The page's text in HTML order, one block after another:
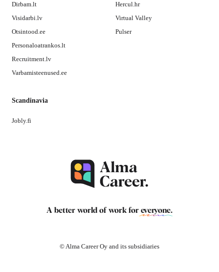
Dirbam.lt
Visidarbi.lv
Otsintood.ee
Personaloatrankos.lt
Recruitment.lv
Varbamisteenused.ee
Hercul.hr
Virtual Valley
Pulser
Scandinavia
Jobly.fi
A better world of work for everyone.
© Alma Career Oy and its subsidiaries